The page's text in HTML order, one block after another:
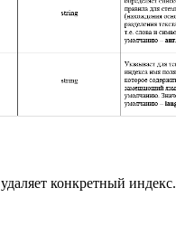
удаляет конкретный индекс.